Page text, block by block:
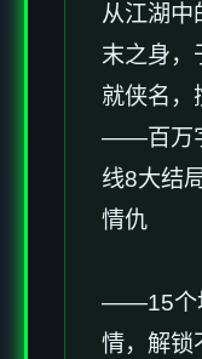
从江湖中
末之身，
就侠名，
——百万
线8大结
情仇
——15个
情，解锁